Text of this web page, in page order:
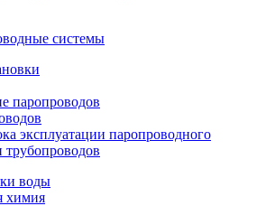
системы
паропроводов
эксплуатации паропроводного
трубопроводов
воды
химия